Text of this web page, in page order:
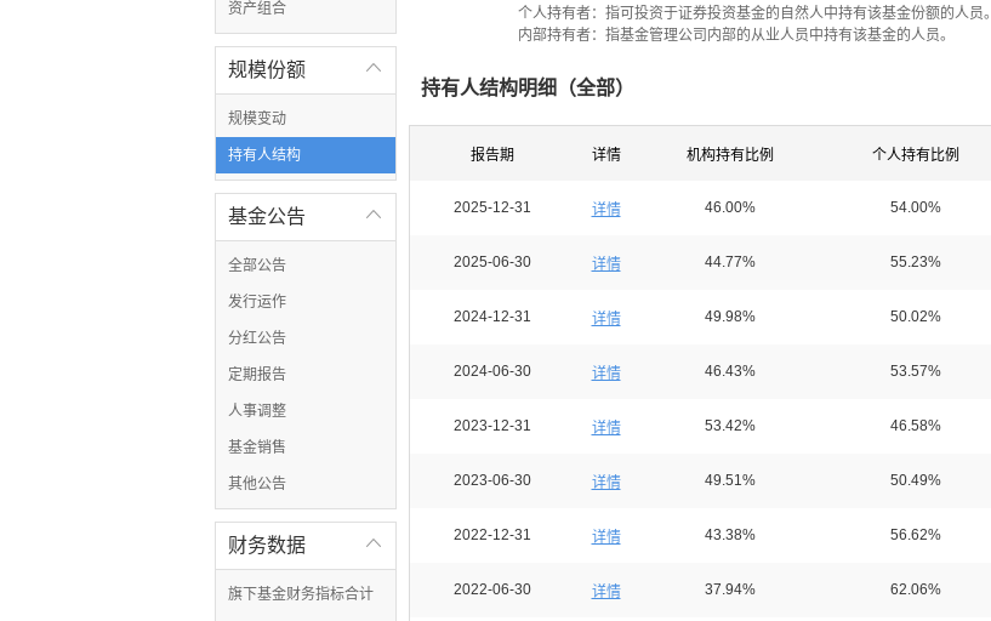
资产组合

规模份额
规模变动
持有人结构

基金公告
全部公告
发行运作
分红公告
定期报告
人事调整
基金销售
其他公告

财务数据
旗下基金财务指标合计
个人持有者：指可投资于证券投资基金的自然人中持有该基金份额的人员。
内部持有者：指基金管理公司内部的从业人员中持有该基金的人员。
持有人结构明细（全部）
报告期 详情 机构持有比例 个人持有比例
2025-12-31 详情 46.00% 54.00%
2025-06-30 详情 44.77% 55.23%
2024-12-31 详情 49.98% 50.02%
2024-06-30 详情 46.43% 53.57%
2023-12-31 详情 53.42% 46.58%
2023-06-30 详情 49.51% 50.49%
2022-12-31 详情 43.38% 56.62%
2022-06-30 详情 37.94% 62.06%